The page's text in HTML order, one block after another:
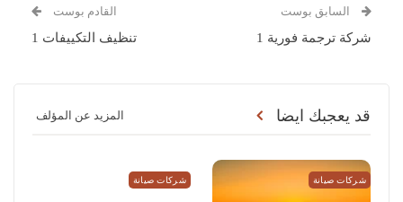
السابق بوست
شركة ترجمة فورية 1
القادم بوست
تنظيف التكييفات 1
قد يعجبك ايضا المزيد عن المؤلف
شركات صيانة شركات صيانة